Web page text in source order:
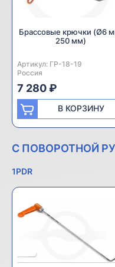
Брасcовые крючки (Ø6
250 мм)
Артикул: ГР-18-19
Производитель:
Россия
7 280 ₽
В КОРЗИНУ
С ПОВОРОТНОЙ
1PDR